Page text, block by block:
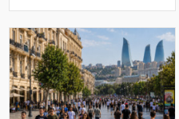
qəfil olubsa, narahatlıq yaradır. -a
istinadla xəbər verir ki, əksə